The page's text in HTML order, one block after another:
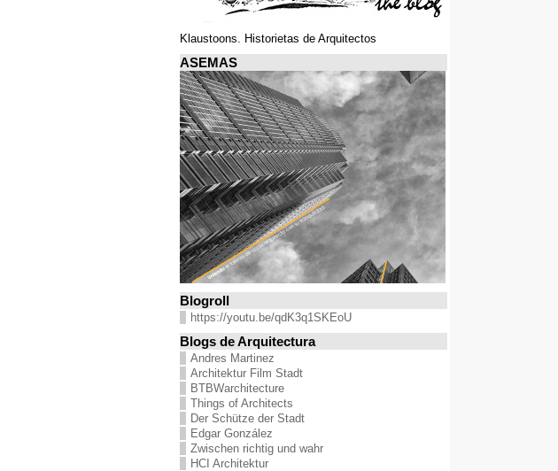
Klaustoons. Historietas de Arquitectos
ASEMAS
Blogroll
https://youtu.be/qdK3q1SKEoU
Blogs de Arquitectura
Andres Martinez
Architektur Film Stadt
BTBWarchitecture
Things of Architects
Der Schütze der Stadt
Edgar González
Zwischen richtig und wahr
HCI Architektur